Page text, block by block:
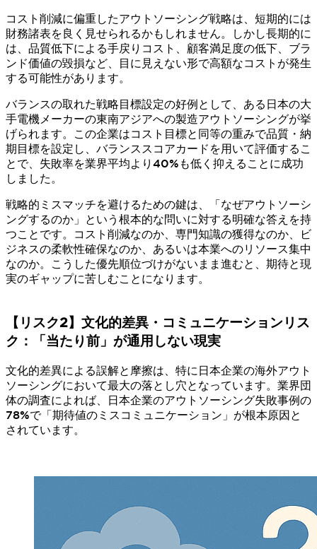
コスト削減に偏重したアウトソーシング戦略は、短期的には
財務諸表を良く見せられるかもしれません。しかし長期的に
は、品質低下による手戻りコスト、顧客満足度の低下、ブラ
ンド価値の毀損など、目に見えない形で高額なコストが発生
する可能性があります。
バランスの取れた戦略目標設定の好例として、ある日本の大
手電機メーカーの東南アジアへの製造アウトソーシングが挙
げられます。この企業はコスト目標と同等の重みで品質・納
期目標を設定し、バランススコアカードを用いて評価するこ
とで、失敗率を業界平均より40%も低く抑えることに成功
しました。
戦略的ミスマッチを避けるための鍵は、「なぜアウトソーシ
ングするのか」という根本的な問いに対する明確な答えを持
つことです。コスト削減なのか、専門知識の獲得なのか、ビ
ジネスの柔軟性確保なのか、あるいは本業へのリソース集中
なのか。こうした優先順位づけがないまま進むと、期待と現
実のギャップに苦しむことになります。
【リスク2】文化的差異・コミュニケーションリス
ク：「当たり前」が通用しない現実
文化的差異による誤解と摩擦は、特に日本企業の海外アウト
ソーシングにおいて最大の落とし穴となっています。業界団
体の調査によれば、日本企業のアウトソーシング失敗事例の
78%で「期待値のミスコミュニケーション」が根本原因と
されています。